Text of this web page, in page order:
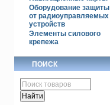
Оборудование защиты
от радиоуправляемых
устройств
Элементы силового
крепежа
ПОИСК